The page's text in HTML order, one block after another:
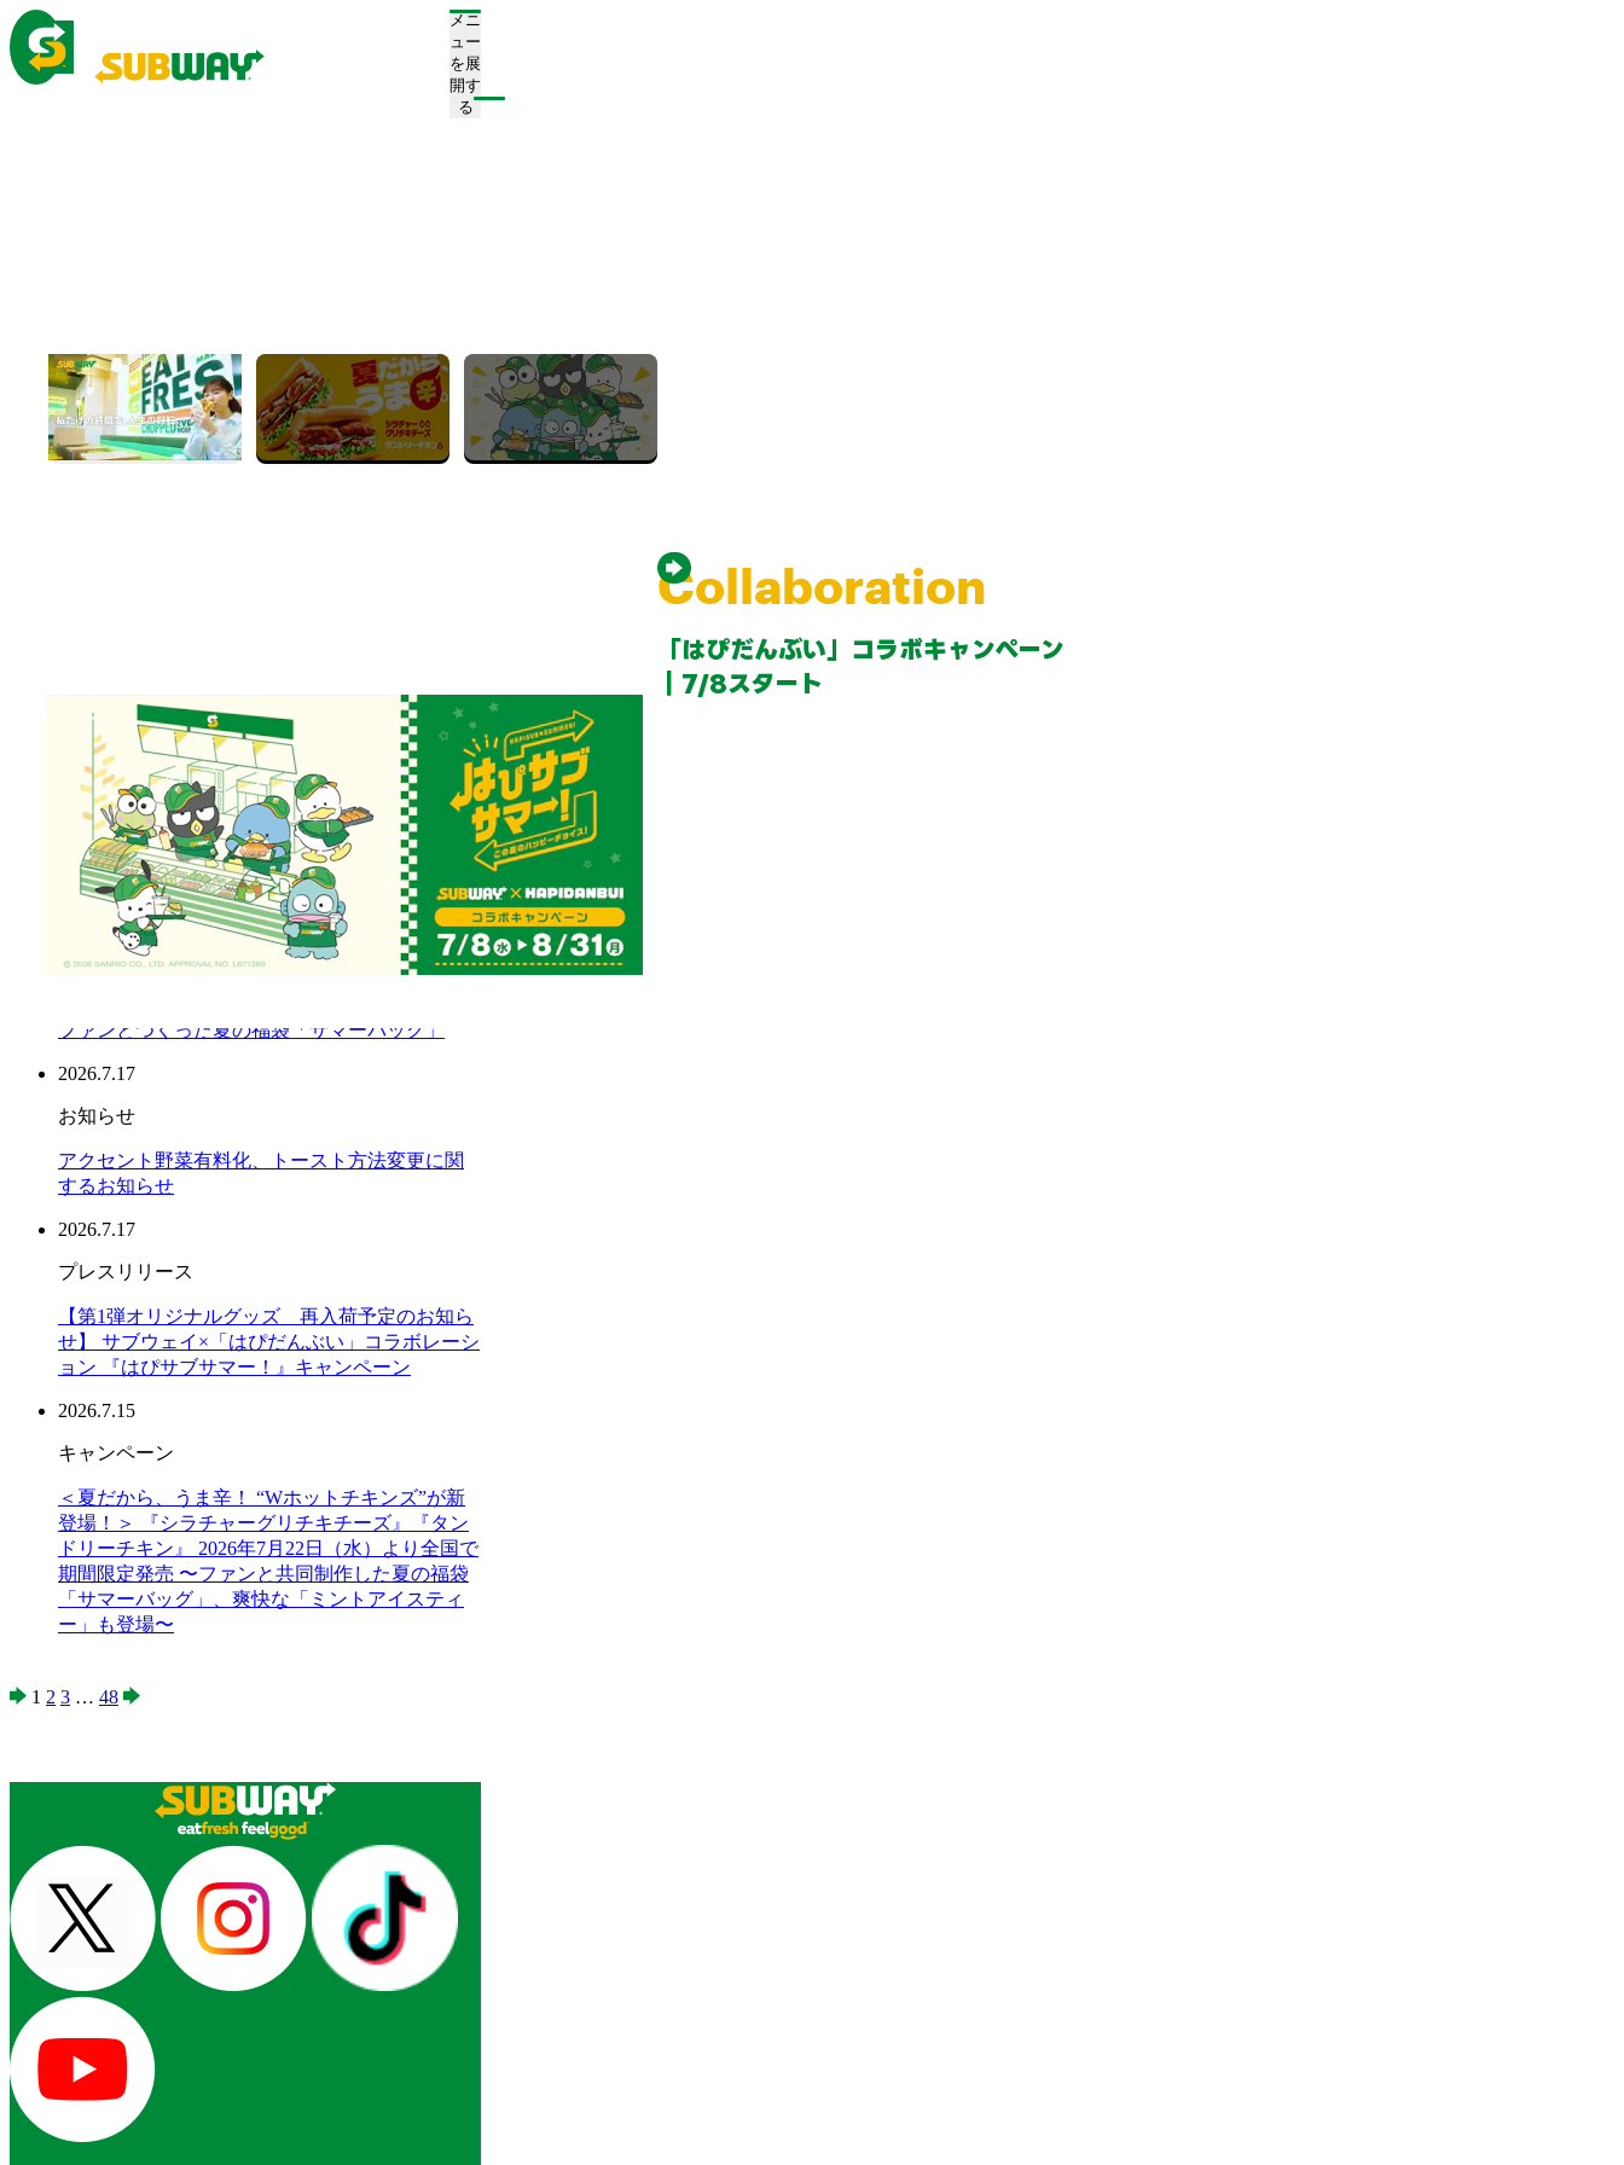
Collaboration
「はぴだんぶい」コラボキャンペーン
｜7/8スタート
メニ
ュー
を展
開す
る
すべて
プレスリリース
お知らせ
キャンペーン
新店舗情報
ャンペーン 『はぴサブサマー！』第2弾開催のお
知らせ 2026年8月5日（水）より オリジナル「フ
レークシール（全4種）」付セットを販売
2026.7.29
お知らせ
「令和8年熊本地震」の影響による一部店舗営業
休止のお知らせ
2026.7.24
ファンとつくった夏の福袋「サマーバッグ」
2026.7.17
お知らせ
アクセント野菜有料化、トースト方法変更に関
するお知らせ
2026.7.17
プレスリリース
【第1弾オリジナルグッズ 再入荷予定のお知ら
せ】 サブウェイ×「はぴだんぶい」コラボレーシ
ョン 『はぴサブサマー！』キャンペーン
2026.7.15
キャンペーン
＜夏だから、うま辛！ “Wホットチキンズ”が新
登場！＞ 『シラチャーグリチキチーズ』『タン
ドリーチキン』 2026年7月22日（水）より全国で
期間限定発売 〜ファンと共同制作した夏の福袋
「サマーバッグ」、爽快な「ミントアイスティ
ー」も登場〜
1 2 3 … 48